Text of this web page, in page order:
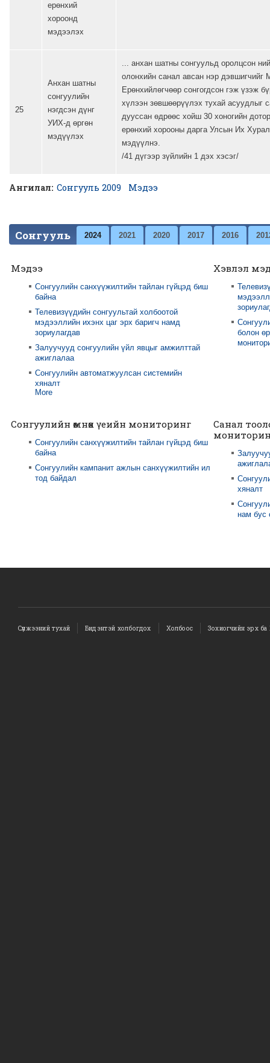
ерөнхий
хороонд
мэдээлэх
25
Анхан шатны
сонгуулийн
нэгдсэн дүнг
УИХ-д өргөн
мэдүүлэх
... анхан шатны сонгуульд оролцсон
олонхийн санал авсан нэр дэвшигчийг
Ерөнхийлөгчөөр сонгогдсон гэж үзэж
хүлээн зөвшөөрүүлэх тухай асуудлыг
дууссан өдрөөс хойш 30 хоногийн
ерөнхий хорооны дарга Улсын Их
мэдүүлнэ.
/41 дүгээр зүйлийн 1 дэх хэсэг/
Ангилал: Сонгууль 2009 Мэдээ
Сонгууль 2024 2021 2020 2017 2016
Мэдээ
Сонгуулийн санхүүжилтийн тайлан гүйцэд биш
байна
Телевизүүдийн сонгуультай холбоотой
мэдээллийн ихэнх цаг эрх баригч намд
зориулагдав
Залуучууд сонгуулийн үйл явцыг амжилттай
ажиглалаа
Сонгуулийн автоматжуулсан системийн
хяналт
More
Хэвлэл
болон
Сонгуулийн өмнөх үеийн мониторинг
Сонгуулийн санхүүжилтийн тайлан гүйцэд биш
байна
Сонгуулийн кампанит ажлын санхүүжилтийн ил
тод байдал
Санал
хяналт
нам бус
Сүлжээний тухай Бидэнтэй холбогдох Холбоос Зохиогчийн эрх